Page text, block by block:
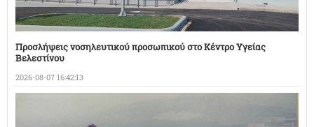
Προσλήψεις νοσηλευτικού προσωπικού στο Κέντρο Υγείας
Βελεστίνου
2026-08-07 16:42:13